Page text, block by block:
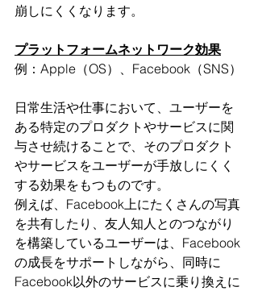
崩しにくくなります。
プラットフォームネットワーク効果
例：Apple（OS）、Facebook（SNS）
日常生活や仕事において、ユーザーを
ある特定のプロダクトやサービスに関
与させ続けることで、そのプロダクト
やサービスをユーザーが手放しにくく
する効果をもつものです。
例えば、Facebook上にたくさんの写真
を共有したり、友人知人とのつながり
を構築しているユーザーは、Facebook
の成長をサポートしながら、同時に
Facebook以外のサービスに乗り換えに